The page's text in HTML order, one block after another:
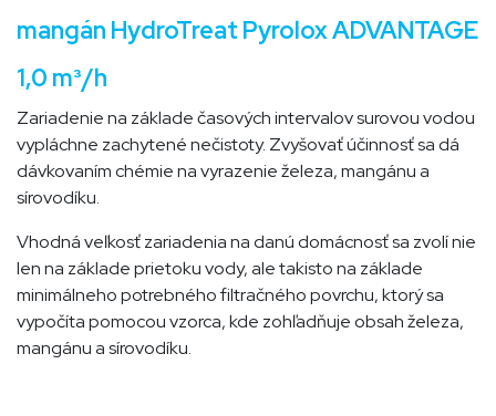
mangán HydroTreat Pyrolox ADVANTAGE
1,0 m³/h
Zariadenie na základe časových intervalov surovou vodou
vypláchne zachytené nečistoty. Zvyšovať účinnosť sa dá
dávkovaním chémie na vyrazenie železa, mangánu a
sírovodíku.
Vhodná veľkosť zariadenia na danú domácnosť sa zvolí nie
len na základe prietoku vody, ale takisto na základe
minimálneho potrebného filtračného povrchu, ktorý sa
vypočíta pomocou vzorca, kde zohľadňuje obsah železa,
mangánu a sírovodíku.